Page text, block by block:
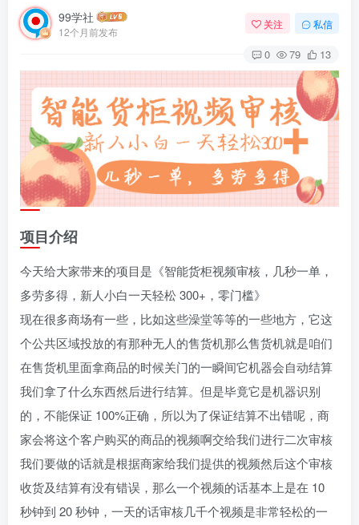
99学社
12个月前发布
关注 私信
0 79 13
项目介绍
今天给大家带来的项目是《智能货柜视频审核，几秒一单，
多劳多得，新人小白一天轻松 300+，零门槛》
现在很多商场有一些，比如这些澡堂等等的一些地方，它这
个公共区域投放的有那种无人的售货机那么售货机就是咱们
在售货机里面拿商品的时候关门的一瞬间它机器会自动结算
我们拿了什么东西然后进行结算。但是毕竟它是机器识别
的，不能保证 100%正确，所以为了保证结算不出错呢，商
家会将这个客户购买的商品的视频啊交给我们进行二次审核
我们要做的话就是根据商家给我们提供的视频然后这个审核
收货及结算有没有错误，那么一个视频的话基本上是在 10
秒钟到 20 秒钟，一天的话审核几千个视频是非常轻松的一